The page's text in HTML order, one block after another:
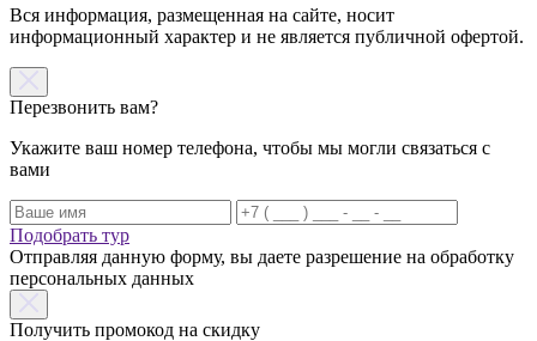
Вся информация, размещенная на сайте, носит
информационный характер и не является публичной офертой.
Перезвонить вам?
Укажите ваш номер телефона, чтобы мы могли связаться с
вами
Подобрать тур
Отправляя данную форму, вы даете разрешение на обработку
персональных данных
Получить промокод на скидку